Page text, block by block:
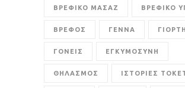
ΒΡΕΦΙΚΟ ΜΑΣΑΖ ΒΡΕΦΙΚΟ
ΒΡΕΦΟΣ ΓΕΝΝΑ ΓΙΟΡΤΗ
ΓΟΝΕΙΣ ΕΓΚΥΜΟΣΥΝΗ
ΘΗΛΑΣΜΟΣ ΙΣΤΟΡΙΕΣ